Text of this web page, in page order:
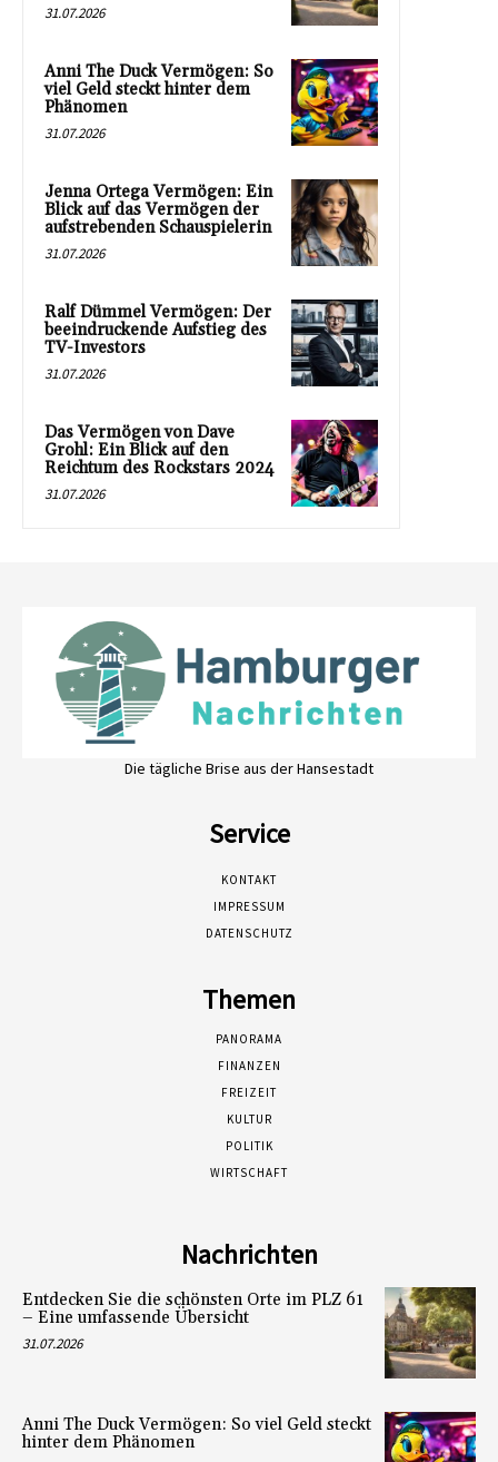
31.07.2026
Anni The Duck Vermögen: So
viel Geld steckt hinter dem
Phänomen
31.07.2026
Jenna Ortega Vermögen: Ein
Blick auf das Vermögen der
aufstrebenden Schauspielerin
31.07.2026
Ralf Dümmel Vermögen: Der
beeindruckende Aufstieg des
TV-Investors
31.07.2026
Das Vermögen von Dave
Grohl: Ein Blick auf den
Reichtum des Rockstars 2024
31.07.2026
Die tägliche Brise aus der Hansestadt
Service
KONTAKT
IMPRESSUM
DATENSCHUTZ
Themen
PANORAMA
FINANZEN
FREIZEIT
KULTUR
POLITIK
WIRTSCHAFT
Nachrichten
Entdecken Sie die schönsten Orte im PLZ 61
– Eine umfassende Übersicht
31.07.2026
Anni The Duck Vermögen: So viel Geld steckt
hinter dem Phänomen